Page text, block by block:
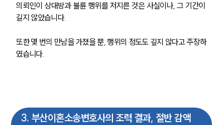
의뢰인이 상대방과 불륜 행위를 저지른 것은 사실이나, 그 기간이
길지 않았습니다.
또한 몇 번의 만남을 가졌을 뿐, 행위의 정도도 깊지 않다고 주장하
였습니다.
3. 부산이혼소송변호사의 조력 결과, 절반 감액